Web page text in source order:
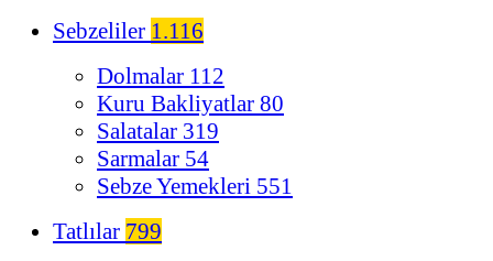
Sebzeliler 1.116
Dolmalar 112
Kuru Bakliyatlar 80
Salatalar 319
Sarmalar 54
Sebze Yemekleri 551
Tatlılar 799